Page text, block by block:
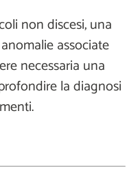
non discesi, una
associate
necessaria una
la diagnosi